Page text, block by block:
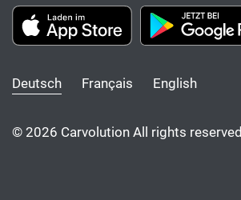
Deutsch Français English
© 2026 Carvolution All rights reserved